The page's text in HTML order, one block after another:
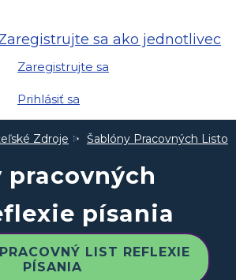
sa ako jednotlivec
Zaregistrujte sa
Prihlásiť sa
Zdroje Šablóny Pracovných Listov
pracovných
písania
LIST REFLEXIE
PÍSANIA